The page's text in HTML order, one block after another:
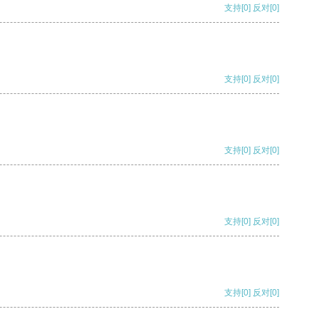
支持[0] 反对[0]
支持[0] 反对[0]
支持[0] 反对[0]
支持[0] 反对[0]
支持[0] 反对[0]